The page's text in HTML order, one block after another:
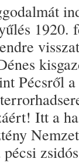
1920.
Pécsről
Itt a